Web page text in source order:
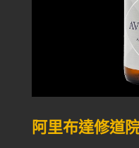
阿里布達修道